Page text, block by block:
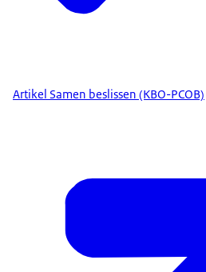
Artikel Samen beslissen (KBO-PCOB)